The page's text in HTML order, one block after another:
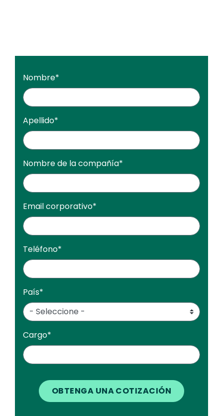
Nombre*
Apellido*
Nombre de la compañía*
Email corporativo*
Teléfono*
País*
Cargo*